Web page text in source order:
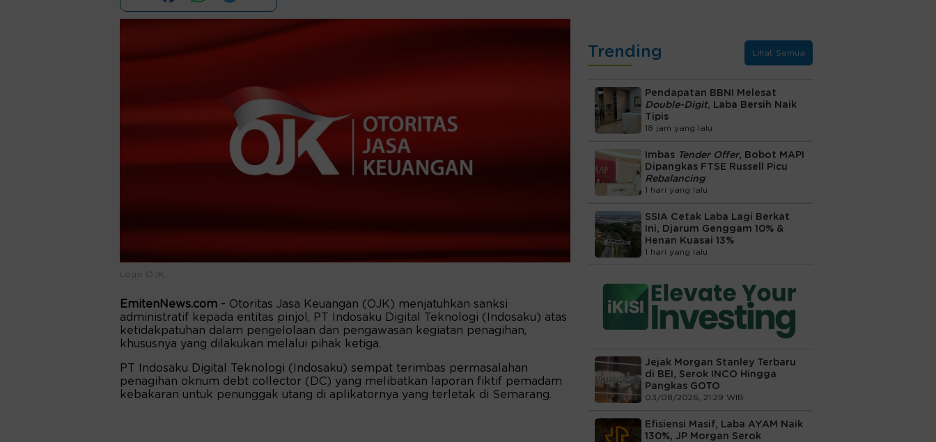
Logo OJK.
EmitenNews.com - Otoritas Jasa Keuangan (OJK) menjatuhkan sanksi
administratif kepada entitas pinjol, PT Indosaku Digital Teknologi (Indosaku) atas
ketidakpatuhan dalam pengelolaan dan pengawasan kegiatan penagihan,
khususnya yang dilakukan melalui pihak ketiga.
PT Indosaku Digital Teknologi (Indosaku) sempat terimbas permasalahan
penagihan oknum debt collector (DC) yang melibatkan laporan fiktif pemadam
kebakaran untuk penunggak utang di aplikatornya yang terletak di Semarang.
Trending Lihat Semua
Pendapatan BBNI Melesat
Double-Digit, Laba Bersih Naik
Tipis
18 jam yang lalu
Imbas Tender Offer, Bobot MAPI
Dipangkas FTSE Russell Picu
Rebalancing
1 hari yang lalu
SSIA Cetak Laba Lagi Berkat
Ini, Djarum Genggam 10% &
Henan Kuasai 13%
1 hari yang lalu
Jejak Morgan Stanley Terbaru
di BEI, Serok INCO Hingga
Pangkas GOTO
03/08/2026, 21:29 WIB
Efisiensi Masif, Laba AYAM Naik
130%, JP Morgan Serok